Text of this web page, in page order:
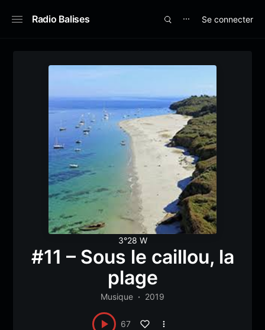
Radio Balises ⋯ Se connecter
3°28 W
#11 – Sous le caillou, la
plage
Musique 2019
67